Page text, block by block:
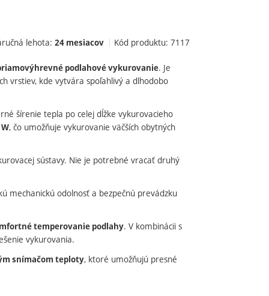
lehota: 24 mesiacov Kód produktu: 7117
podlahové vykurovanie. Je
vrstiev, kde vytvára spoľahlivý a dlhodobo
šírenie tepla po celej dĺžke vykurovacieho
, čo umožňuje vykurovanie väčších obytných
sústavy. Nie je potrebné vracať druhý
mechanickú odolnosť a bezpečnú prevádzku
temperovanie podlahy. V kombinácii s
vykurovania.
snímačom teploty, ktoré umožňujú presné